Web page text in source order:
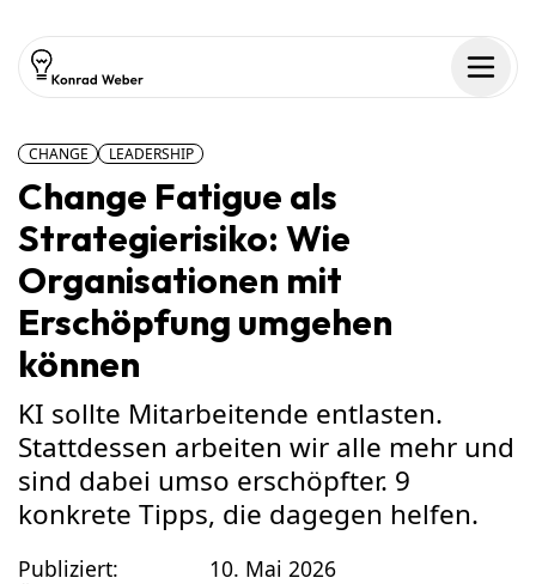
CHANGE LEADERSHIP
Change Fatigue als
Strategierisiko: Wie
Organisationen mit
Erschöpfung umgehen
können
KI sollte Mitarbeitende entlasten.
Stattdessen arbeiten wir alle mehr und
sind dabei umso erschöpfter. 9
konkrete Tipps, die dagegen helfen.
Publiziert:
10. Mai 2026